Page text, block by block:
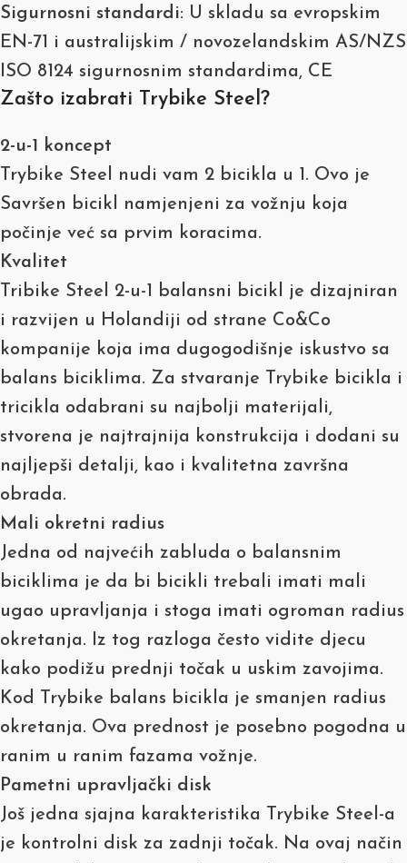
Sigurnosni standardi: U skladu sa evropskim
EN-71 i australijskim / novozelandskim AS/NZS
ISO 8124 sigurnosnim standardima, CE
Zašto izabrati Trybike Steel?
2-u-1 koncept
Trybike Steel nudi vam 2 bicikla u 1. Ovo je
Savršen bicikl namjenjeni za vožnju koja
počinje već sa prvim koracima.
Kvalitet
Tribike Steel 2-u-1 balansni bicikl je dizajniran
i razvijen u Holandiji od strane Co&Co
kompanije koja ima dugogodišnje iskustvo sa
balans biciklima. Za stvaranje Trybike bicikla i
tricikla odabrani su najbolji materijali,
stvorena je najtrajnija konstrukcija i dodani su
najljepši detalji, kao i kvalitetna završna
obrada.
Mali okretni radius
Jedna od najvećih zabluda o balansnim
biciklima je da bi bicikli trebali imati mali
ugao upravljanja i stoga imati ogroman radius
okretanja. Iz tog razloga često vidite djecu
kako podižu prednji točak u uskim zavojima.
Kod Trybike balans bicikla je smanjen radius
okretanja. Ova prednost je posebno pogodna u
ranim u ranim fazama vožnje.
Pametni upravljački disk
Još jedna sjajna karakteristika Trybike Steel-a
je kontrolni disk za zadnji točak. Na ovaj način